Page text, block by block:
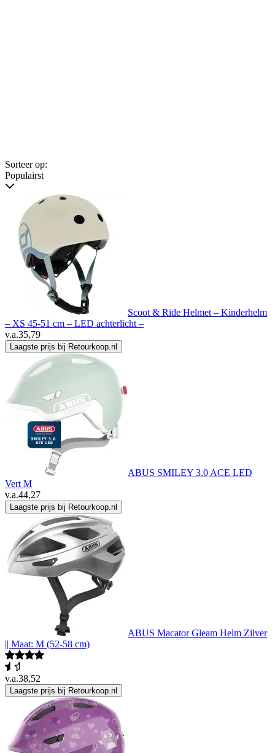
Sorteer op:
Populairst
Scoot & Ride Helmet – Kinderhelm
– XS 45-51 cm – LED achterlicht –
v.a.35,79
Laagste prijs bij Retourkoop.nl
ABUS SMILEY 3.0 ACE LED
Vert M
v.a.44,27
Laagste prijs bij Retourkoop.nl
ABUS Macator Gleam Helm Zilver
|| Maat: M (52-58 cm)
v.a.38,52
Laagste prijs bij Retourkoop.nl